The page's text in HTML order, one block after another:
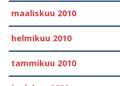
maaliskuu 2010
helmikuu 2010
tammikuu 2010